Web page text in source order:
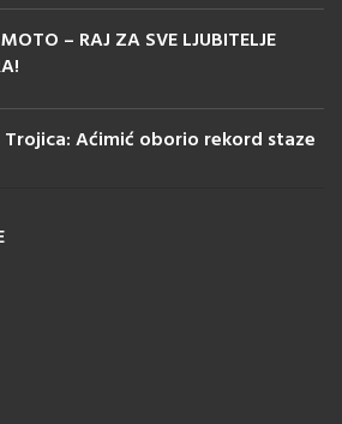
– RAJ ZA SVE LJUBITELJE
Aćimić oborio rekord staze